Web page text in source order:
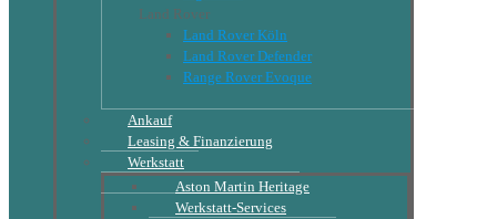
Land Rover
Land Rover Köln
Land Rover Defender
Range Rover Evoque
Ankauf
Leasing & Finanzierung
Werkstatt
Aston Martin Heritage
Werkstatt-Services